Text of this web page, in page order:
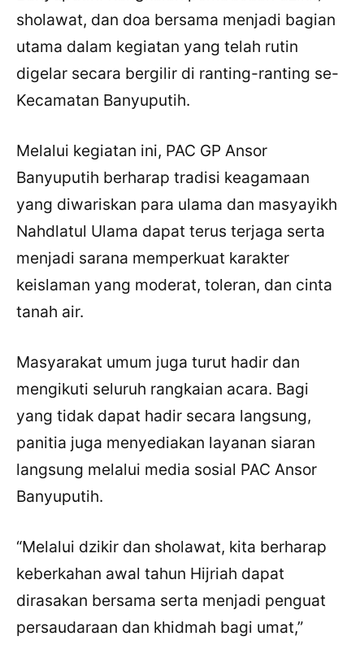
sholawat, dan doa bersama menjadi bagian
utama dalam kegiatan yang telah rutin
digelar secara bergilir di ranting-ranting se-
Kecamatan Banyuputih.
Melalui kegiatan ini, PAC GP Ansor
Banyuputih berharap tradisi keagamaan
yang diwariskan para ulama dan masyayikh
Nahdlatul Ulama dapat terus terjaga serta
menjadi sarana memperkuat karakter
keislaman yang moderat, toleran, dan cinta
tanah air.
Masyarakat umum juga turut hadir dan
mengikuti seluruh rangkaian acara. Bagi
yang tidak dapat hadir secara langsung,
panitia juga menyediakan layanan siaran
langsung melalui media sosial PAC Ansor
Banyuputih.
“Melalui dzikir dan sholawat, kita berharap
keberkahan awal tahun Hijriah dapat
dirasakan bersama serta menjadi penguat
persaudaraan dan khidmah bagi umat,”